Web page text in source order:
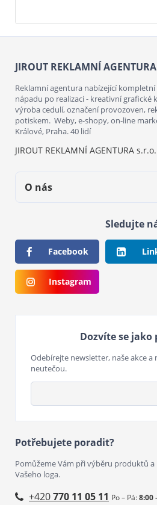
JIROUT REKLAMNÍ
Reklamní agentura nabízející
nápadu po realizaci - kreativní grafické
výroba cedulí, označení provozoven,
potiskem. Weby, e-shopy, on-line
Králové, Praha. 40 lidí
JIROUT REKLAMNÍ AGENTURA s.r.o.
O nás
Sledujte
Facebook
Instagram
Dozvíte se jako
Odebírejte newsletter, naše akce a
neutečou.
Potřebujete poradit?
Pomůžeme Vám při výběru produktů
Vašeho loga.
+420770 11 05 11 Po – Pá:8:00